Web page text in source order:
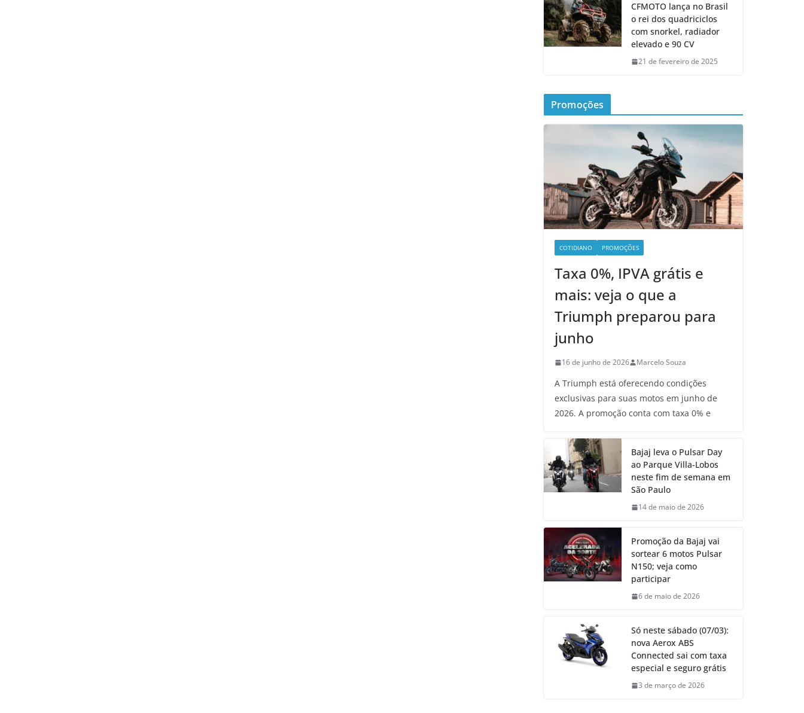
CFMOTO lança no Brasil
o rei dos quadriciclos
com snorkel, radiador
elevado e 90 CV
21 de fevereiro de 2025
Promoções
COTIDIANO PROMOÇÕES
Taxa 0%, IPVA grátis e
mais: veja o que a
Triumph preparou para
junho
16 de junho de 2026 Marcelo Souza
A Triumph está oferecendo condições
exclusivas para suas motos em junho de
2026. A promoção conta com taxa 0% e
Bajaj leva o Pulsar Day
ao Parque Villa-Lobos
neste fim de semana em
São Paulo
14 de maio de 2026
Promoção da Bajaj vai
sortear 6 motos Pulsar
N150; veja como
participar
6 de maio de 2026
Só neste sábado (07/03):
nova Aerox ABS
Connected sai com taxa
especial e seguro grátis
3 de março de 2026